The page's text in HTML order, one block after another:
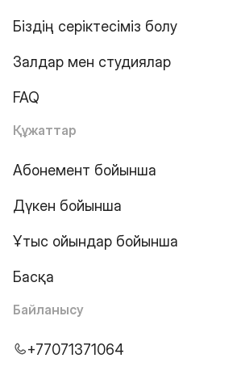
Біздің серіктесіміз болу
Залдар мен студиялар
FAQ
Құжаттар
Абонемент бойынша
Дүкен бойынша
Ұтыс ойындар бойынша
Басқа
Байланысу
+77071371064